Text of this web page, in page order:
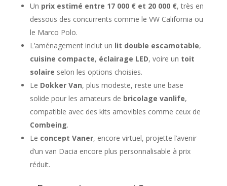
Un prix estimé entre 17 000 € et 20 000 €, très en
dessous des concurrents comme le VW California ou
le Marco Polo.
L’aménagement inclut un lit double escamotable,
cuisine compacte, éclairage LED, voire un toit
solaire selon les options choisies.
Le Dokker Van, plus modeste, reste une base
solide pour les amateurs de bricolage vanlife,
compatible avec des kits amovibles comme ceux de
Combeing.
Le concept Vaner, encore virtuel, projette l’avenir
d’un van Dacia encore plus personnalisable à prix
réduit.